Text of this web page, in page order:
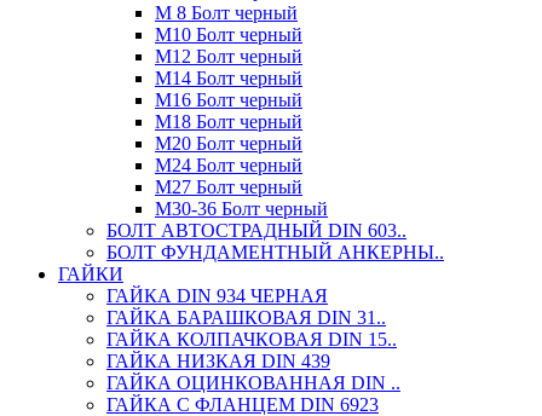
М 8 Болт черный
М10 Болт черный
М12 Болт черный
М14 Болт черный
М16 Болт черный
М18 Болт черный
М20 Болт черный
М24 Болт черный
М27 Болт черный
М30-36 Болт черный
БОЛТ АВТОСТРАДНЫЙ DIN 603..
БОЛТ ФУНДАМЕНТНЫЙ АНКЕРНЫ..
ГАЙКИ
ГАЙКА DIN 934 ЧЕРНАЯ
ГАЙКА БАРАШКОВАЯ DIN 31..
ГАЙКА КОЛПАЧКОВАЯ DIN 15..
ГАЙКА НИЗКАЯ DIN 439
ГАЙКА ОЦИНКОВАННАЯ DIN ..
ГАЙКА С ФЛАНЦЕМ DIN 6923